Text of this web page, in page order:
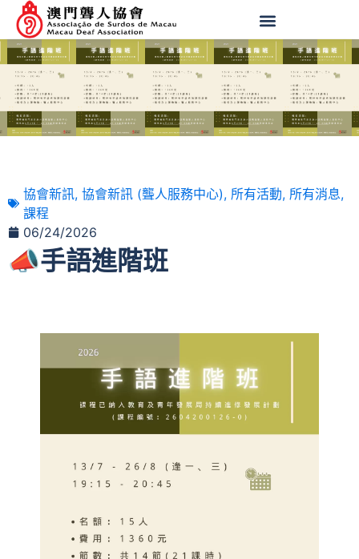
協會新訊, 協會新訊 (聾人服務中心), 所有活動, 所有消息,
課程
06/24/2026
📣手語進階班